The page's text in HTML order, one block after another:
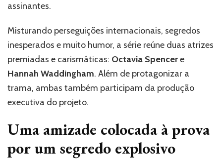
ação
Octavia
Spencer
e
Hannah
Waddingham
assinantes.
Misturando perseguições internacionais, segredos
inesperados e muito humor, a série reúne duas atrizes
premiadas e carismáticas: Octavia Spencere
Hannah Waddingham. Além de protagonizar a
trama, ambas também participam da produção
executiva do projeto.
Uma amizade colocada à prova
por um segredo explosivo